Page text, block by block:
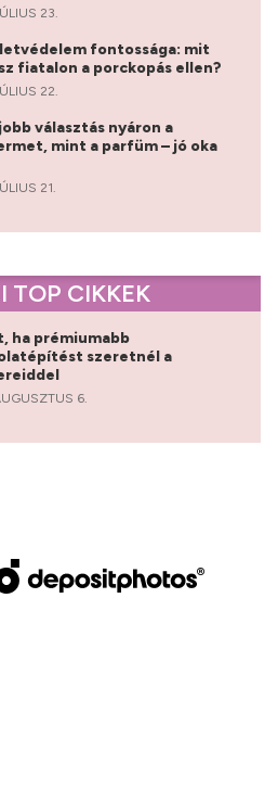
23.
fontossága: mit
fiatalon a porckopás ellen?
22.
választás nyáron a
mint a parfüm – jó oka
21.
TOP CIKKEK
ha prémiumabb
szeretnél a
6.